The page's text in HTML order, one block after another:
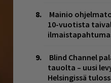
Mainio
10-vuotista
Blind Channel
tauolta – uusi
Helsingissä